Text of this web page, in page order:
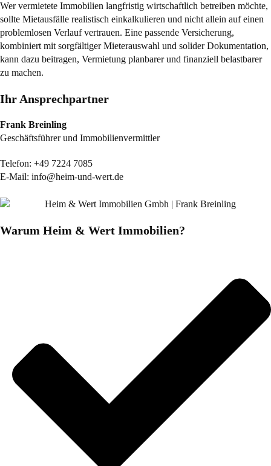
Wer vermietete Immobilien langfristig wirtschaftlich betreiben möchte,
sollte Mietausfälle realistisch einkalkulieren und nicht allein auf einen
problemlosen Verlauf vertrauen. Eine passende Versicherung,
kombiniert mit sorgfältiger Mieterauswahl und solider Dokumentation,
kann dazu beitragen, Vermietung planbarer und finanziell belastbarer
zu machen.
Ihr Ansprechpartner
Frank Breinling
Geschäftsführer und Immobilienvermittler
Telefon: +49 7224 7085
E-Mail: info@heim-und-wert.de
Warum Heim & Wert Immobilien?